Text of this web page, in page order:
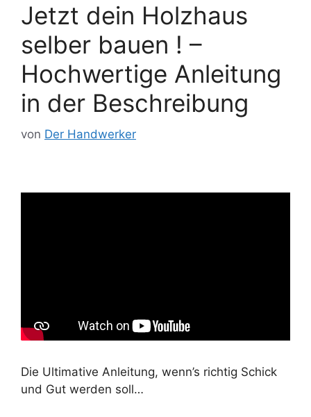
Jetzt dein Holzhaus
selber bauen ! –
Hochwertige Anleitung
in der Beschreibung
von Der Handwerker
Die Ultimative Anleitung, wenn’s richtig Schick
und Gut werden soll…